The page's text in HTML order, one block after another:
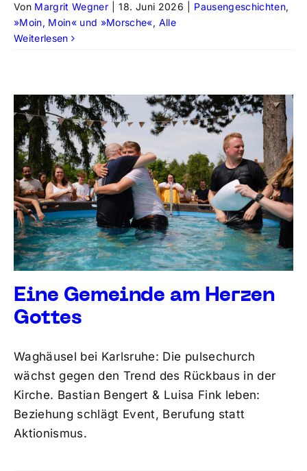
Von Margrit Wegner 18. Juni 2026 Pausengeschichten,
»Moin, Moin« und »Morsche«, Alle
Weiterlesen
Eine Gemeinde am Herzen
Gottes
Waghäusel bei Karlsruhe: Die pulsechurch
wächst gegen den Trend des Rückbaus in der
Kirche. Bastian Bengert & Luisa Fink leben:
Beziehung schlägt Event, Berufung statt
Aktionismus.